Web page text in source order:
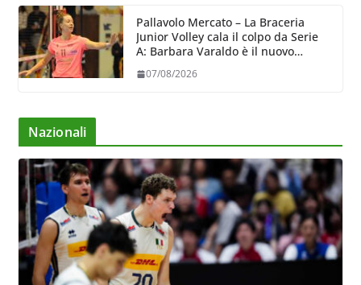
Pallavolo Mercato – La Braceria
Junior Volley cala il colpo da Serie
A: Barbara Varaldo è il nuovo
07/08/2026
Nazionali